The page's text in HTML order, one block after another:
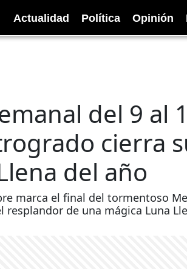
Actualidad Política Opinión
del 9 al
cierra
del año
marca el final del tormentoso
resplandor de una mágica Luna